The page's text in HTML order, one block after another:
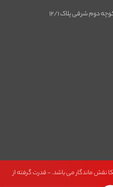
دوم شرقی پلاک 12/1
نقش ماندگار می باشد. - قدرت گرفته از